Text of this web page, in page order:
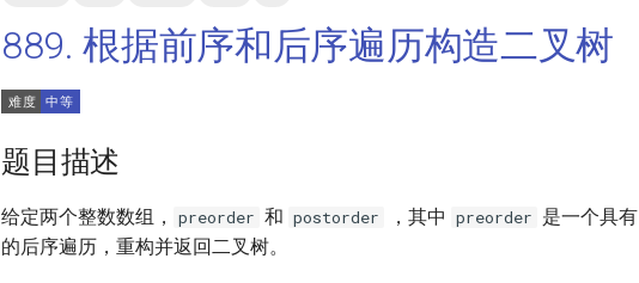
889. 根据前序和后序遍历构造二叉树
题目描述
给定两个整数数组， preorder 和 postorder ，其中 preorder 是一个具有
的后序遍历，重构并返回二叉树。